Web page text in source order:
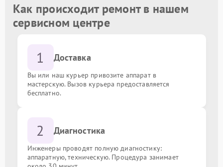
Замена USB порта
Замена южного моста
Ремонт / замена видеочипа
Замена цепи питания
Восстановление токопроводящих дорожек от 1000.00 ₽
Ремонт системы охлаждения
Замена / установка SSD
Как происходит ремонт в нашем
сервисном центре
1 Доставка
Вы или наш курьер привозите аппарат в
мастерскую. Вызов курьера предоставляется
бесплатно.
2 Диагностика
Инженеры проводят полную диагностику:
аппаратную, техническую. Процедура занимает